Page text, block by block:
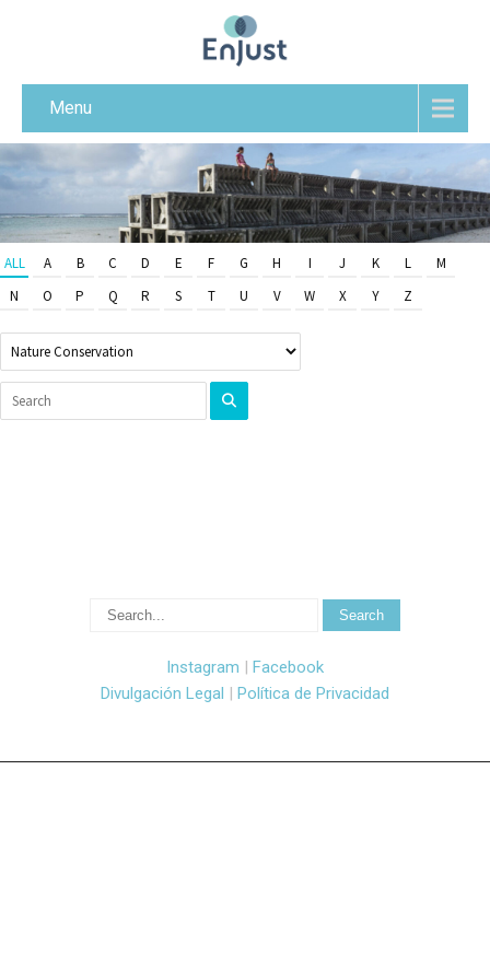
Menu
ALL A B C D E F G H I J K L
M
N
O P Q R S T U V W X Y Z
Instagram | Facebook
Divulgación Legal | Política de Privacidad